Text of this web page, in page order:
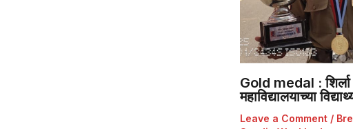
Gold medal :
महाविद्यालयाच्या
Leave a Comment /